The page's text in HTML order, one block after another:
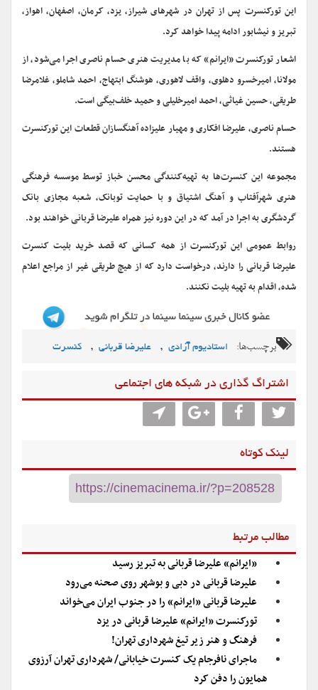
این تورکنسرت پس از تهران در شهرهای شیراز، یزد، کرمان، اصفهان، اهواز،
تبریز و نیشابور ادامه پیدا خواهد کرد.
اشعار تورکنسرت «ایرانم» که با مدیریت هنری حسام ناصری اجرا می‌شود، از
مولانا، امیرخسرو دهلوی، واقف لاهوری، هوشنگ ابتهاج، احمد شاملو، غلامرضا
طریقی، حسین غیاثی، احمد امیرخلیلی و حمید خلف‌بیگی است.
حسام ناصری، علیرضا افکاری و مهیار علیزاده آهنگسازان قطعات این تورکنسرت
هستند.
مجموعه این کنسرت‌ها به تهیه‌کنندگی محسن خباز توسط موسسه فرهنگی
هنری شهرآفتاب و آهنگ اشتیاق و با حمایت توبانک، شعبه مجازی بانک
گردشگری به اجرا در آمد که در این دوره نیز همراه علیرضا قربانی خواهند بود.
روابط عمومی این تورکنسرت از همه کسانی که قصد خرید بلیت کنسرت
علیرضا قربانی را دارند، درخواست دارد که از هیچ طریقی غیر از مراجع اعلام
شده، اقدام به تهیه بلیت نکنند.
برچسب‌ها: استادیوم آزادی , علیرضا قربانی , کنسرت
اشتراگ گذاری در شبکه های اجتماعی
لینک کوتاه
مطالب مرتبط
«ایرانم» علیرضا قربانی به تبریز رسید
علیرضا قربانی در دبی و بوشهر روی صحنه می‌رود
علیرضا قربانی «ایرانم» را در جنوب ایران می‌خواند
تورکنسرت «ایرانم» علیرضا قربانی در یزد
فرهنگ و هنر زیر تیغ شهرداری تهران!
ماجرای نافرجام یک کنسرت خیابانی/ شهرداری تهران آرزوی
همایون را دفن کرد